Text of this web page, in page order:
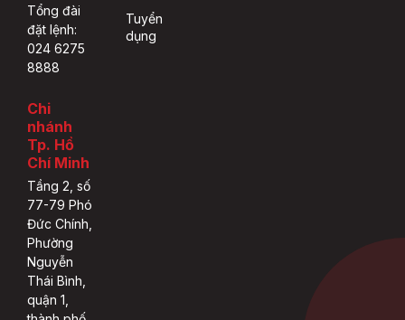
Tổng đài
đặt lệnh:
024 6275
8888
Chi
nhánh
Tp. Hồ
Chí Minh
Tầng 2, số
77-79 Phó
Đức Chính,
Phường
Nguyễn
Thái Bình,
quận 1,
Tuyển
dụng